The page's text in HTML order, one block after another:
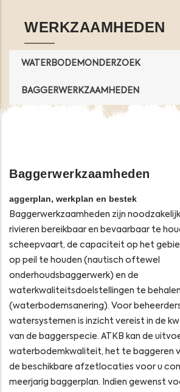
WERKZAAMHEDEN
WATERBODEMONDERZOEK
BAGGERWERKZAAMHEDEN
Baggerwerkzaamheden
aggerplan, werkplan en bestek
Baggerwerkzaamheden zijn
rivieren bereikbaar en bevaarbaar te
scheepvaart, de capaciteit op het
op peil te houden (nautisch oftewel
onderhoudsbaggerwerk) en de
waterkwaliteitsdoelstellingen te
(waterbodemsanering). Voor
watersystemen is inzicht vereist in de
van de baggerspecie. ATKB kan de
waterbodemkwaliteit, het te baggeren
de beschikbare afzetlocaties voor u
meerjarig baggerplan. Indien gewenst